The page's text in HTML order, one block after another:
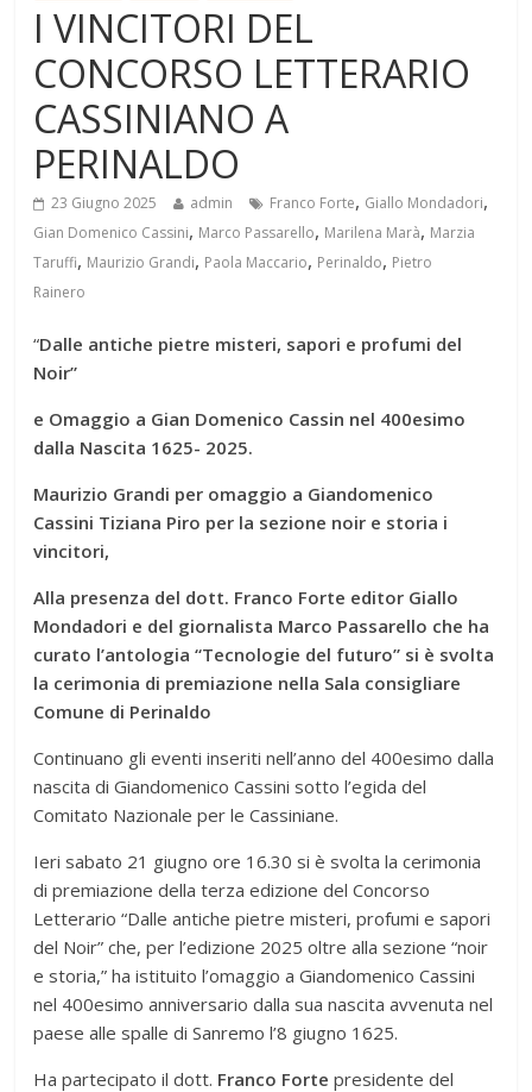
I VINCITORI DEL
CONCORSO LETTERARIO
CASSINIANO A
PERINALDO
23 Giugno 2025 admin Franco Forte, Giallo Mondadori,
Gian Domenico Cassini, Marco Passarello, Marilena Marà, Marzia
Taruffi, Maurizio Grandi, Paola Maccario, Perinaldo, Pietro
Rainero
“Dalle antiche pietre misteri, sapori e profumi del
Noir”
e Omaggio a Gian Domenico Cassin nel 400esimo
dalla Nascita 1625- 2025.
Maurizio Grandi per omaggio a Giandomenico
Cassini Tiziana Piro per la sezione noir e storia i
vincitori,
Alla presenza del dott. Franco Forte editor Giallo
Mondadori e del giornalista Marco Passarello che ha
curato l’antologia “Tecnologie del futuro” si è svolta
la cerimonia di premiazione nella Sala consigliare
Comune di Perinaldo
Continuano gli eventi inseriti nell’anno del 400esimo dalla
nascita di Giandomenico Cassini sotto l’egida del
Comitato Nazionale per le Cassiniane.
Ieri sabato 21 giugno ore 16.30 si è svolta la cerimonia
di premiazione della terza edizione del Concorso
Letterario “Dalle antiche pietre misteri, profumi e sapori
del Noir” che, per l’edizione 2025 oltre alla sezione “noir
e storia,” ha istituito l’omaggio a Giandomenico Cassini
nel 400esimo anniversario dalla sua nascita avvenuta nel
paese alle spalle di Sanremo l’8 giugno 1625.
Ha partecipato il dott. Franco Forte presidente del